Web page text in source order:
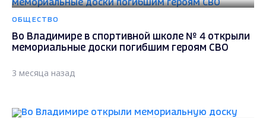
ОБЩЕСТВО
Во Владимире в спортивной школе № 4 открыли
мемориальные доски погибшим героям СВО
3 месяца назад